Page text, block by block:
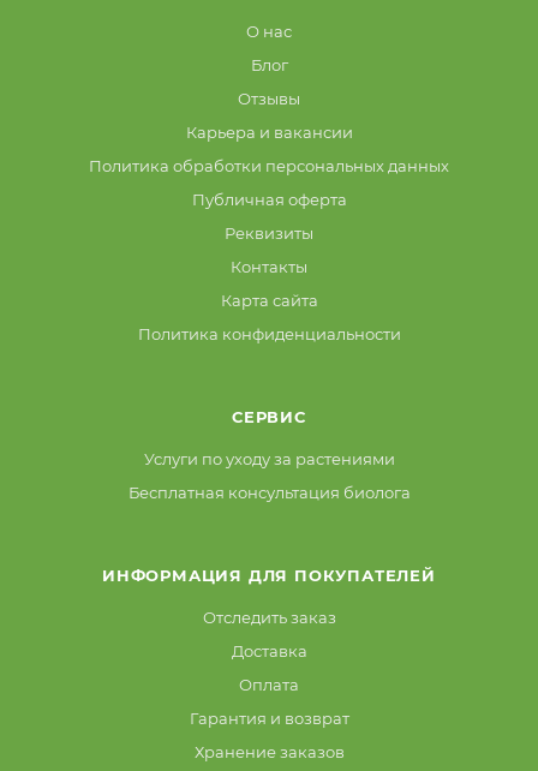
О нас
Блог
Отзывы
Карьера и вакансии
Политика обработки персональных данных
Публичная оферта
Реквизиты
Контакты
Карта сайта
Политика конфиденциальности
СЕРВИС
Услуги по уходу за растениями
Бесплатная консультация биолога
ИНФОРМАЦИЯ ДЛЯ ПОКУПАТЕЛЕЙ
Отследить заказ
Доставка
Оплата
Гарантия и возврат
Хранение заказов